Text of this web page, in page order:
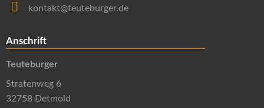
kontakt@teuteburger.de
Anschrift
Teuteburger
Stratenweg 6
32758 Detmold